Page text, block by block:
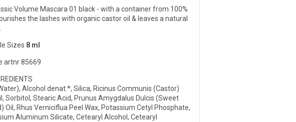
Volume Mascara 01 black - with a container from 100%
the lashes with organic castor oil & leaves a natural
Sizes 8 ml
artnr 85669
Alcohol denat.*, Silica, Ricinus Communis (Castor)
Sorbitol, Stearic Acid, Prunus Amygdalus Dulcis (Sweet
Oil, Rhus Verniciflua Peel Wax, Potassium Cetyl Phosphate,
Aluminum Silicate, Cetearyl Alcohol, Cetearyl